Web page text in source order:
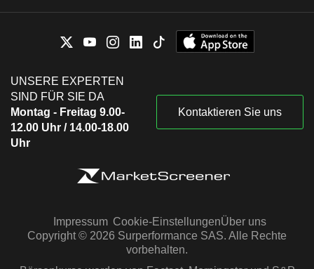
UNSERE EXPERTEN
SIND FÜR SIE DA
Montag - Freitag 9.00-
12.00 Uhr / 14.00-18.00
Uhr
Kontaktieren Sie uns
Impressum Cookie-EinstellungenÜber uns
Copyright © 2026 Surperformance SAS. Alle Rechte
vorbehalten.